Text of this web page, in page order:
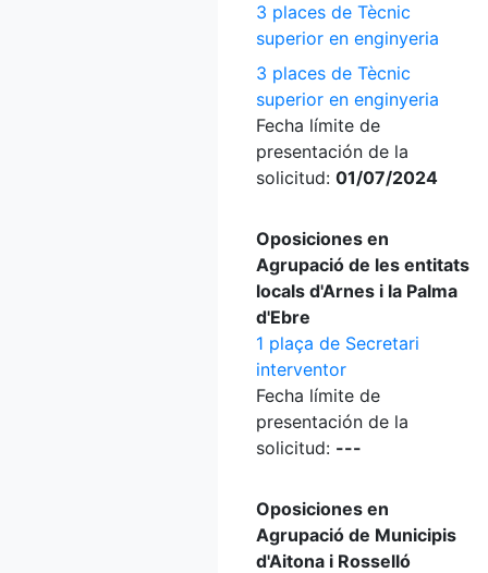
3 places de Tècnic
superior en enginyeria
3 places de Tècnic
superior en enginyeria
Fecha límite de
presentación de la
solicitud: 01/07/2024
Oposiciones en
Agrupació de les entitats
locals d'Arnes i la Palma
d'Ebre
1 plaça de Secretari
interventor
Fecha límite de
presentación de la
solicitud: ---
Oposiciones en
Agrupació de Municipis
d'Aitona i Rosselló